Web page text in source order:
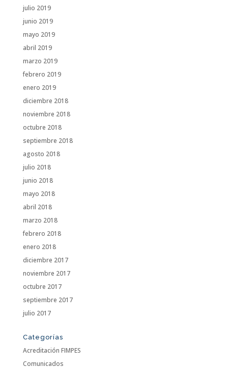
julio 2019
junio 2019
mayo 2019
abril 2019
marzo 2019
febrero 2019
enero 2019
diciembre 2018
noviembre 2018
octubre 2018
septiembre 2018
agosto 2018
julio 2018
junio 2018
mayo 2018
abril 2018
marzo 2018
febrero 2018
enero 2018
diciembre 2017
noviembre 2017
octubre 2017
septiembre 2017
julio 2017
Categorías
Acreditación FIMPES
Comunicados